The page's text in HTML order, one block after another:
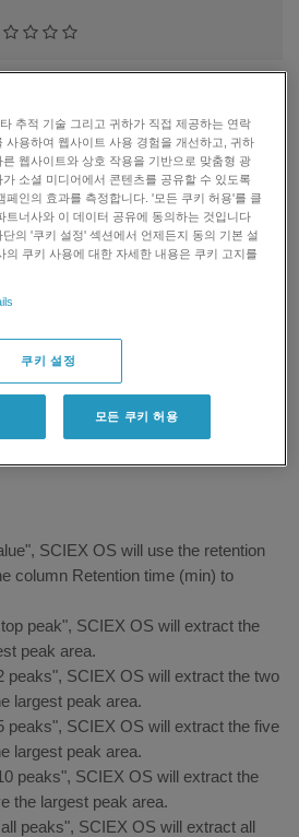
method in SCIEX OS you can
by entering different
of the precursor and the fragment,
advance the retention time of a
"Find X peaks" feature by clicking
the Retention time mode column.
SCIEX OS will use the retention
column Retention time (min) to
peak", SCIEX OS will extract the
peak area.
peaks", SCIEX OS will extract the two
largest peak area.
peaks", SCIEX OS will extract the five
largest peak area.
peaks", SCIEX OS will extract the
the largest peak area.
peaks", SCIEX OS will extract all
추적 기술 그리고 귀하가 직접 제공하는 연락
사용하여 웹사이트 사용 경험을 개선하고, 귀하
웹사이트와 상호 작용을 기반으로 맞춤형 광
소셜 미디어에서 콘텐츠를 공유할 수 있도록
페인의 효과를 측정합니다. '모든 쿠키 허용'를 클
트너사와 이 데이터 공유에 동의하는 것입니다
의 '쿠키 설정' 섹션에서 언제든지 동의 기본 설
의 쿠키 사용에 대한 자세한 내용은 쿠키 고지를
쿠키 설정
모든 쿠키 허용